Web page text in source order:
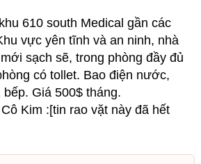
610 south Medical gần các
vực yên tĩnh và an ninh, nhà
sạch sẽ, trong phòng đầy đủ
có tollet. Bao điện nước,
Giá 500$ tháng.
Kim :[tin rao vặt này đã hết